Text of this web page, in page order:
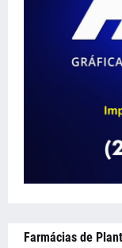
Farmácias de